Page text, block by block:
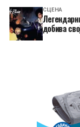
СЦЕНА
добива